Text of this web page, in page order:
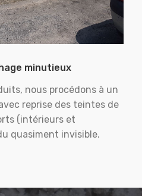
minutieux
nous procédons à un
reprise des teintes de
(intérieurs et
quasiment invisible.